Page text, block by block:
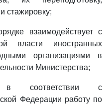
стажировку;
взаимодействует с
власти иностранных
организациями в
Министерства;
в соответствии с
Федерации работу по